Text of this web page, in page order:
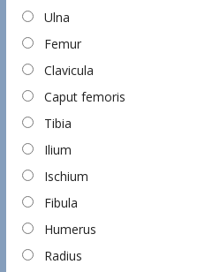
Ulna
Femur
Clavicula
Caput femoris
Tibia
Ilium
Ischium
Fibula
Humerus
Radius